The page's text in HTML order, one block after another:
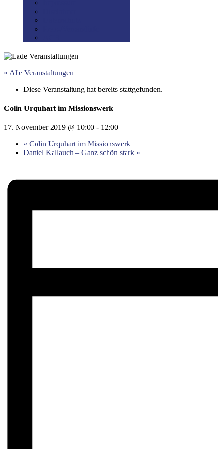
« Alle Veranstaltungen
Diese Veranstaltung hat bereits stattgefunden.
Colin Urquhart im Missionswerk
17. November 2019 @ 10:00 - 12:00
« Colin Urquhart im Missionswerk
Daniel Kallauch – Ganz schön stark »